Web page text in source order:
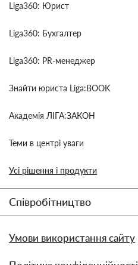
Liga360: Юрист
Liga360: Бухгалтер
Liga360: PR-менеджер
Знайти юриста Liga:BOOK
Академія ЛІГА:ЗАКОН
Теми в центрі уваги
Усі рішення і продукти
Співробітництво
Умови використання сайту